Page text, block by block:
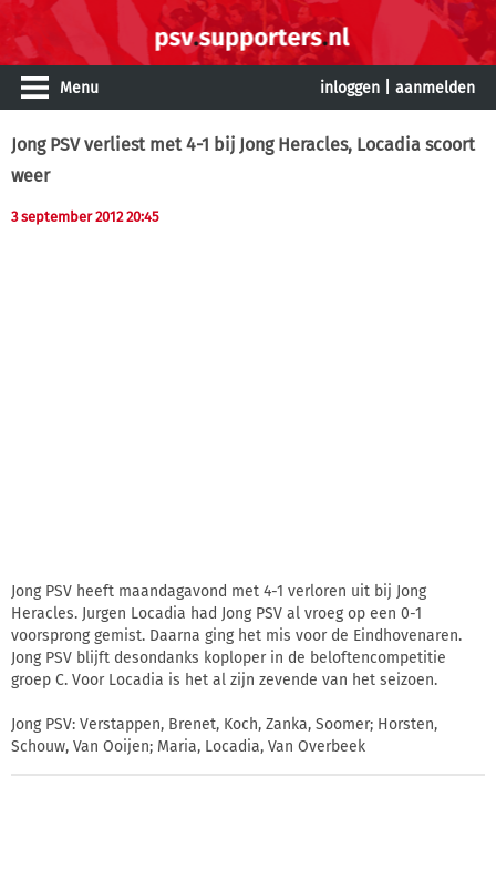
Menu inloggen aanmelden
Jong PSV verliest met 4-1 bij Jong Heracles, Locadia scoort
weer
3 september 2012 20:45
Jong PSV heeft maandagavond met 4-1 verloren uit bij Jong
Heracles. Jurgen Locadia had Jong PSV al vroeg op een 0-1
voorsprong gemist. Daarna ging het mis voor de Eindhovenaren.
Jong PSV blijft desondanks koploper in de beloftencompetitie
groep C. Voor Locadia is het al zijn zevende van het seizoen.
Jong PSV: Verstappen, Brenet, Koch, Zanka, Soomer; Horsten,
Schouw, Van Ooijen; Maria, Locadia, Van Overbeek